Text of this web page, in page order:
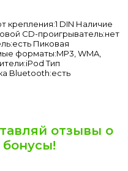
крепления:1 DIN Наличие
CD-проигрыватель:нет
Пиковая
форматы:MP3, WMA,
Тип
Bluetooth:есть
отзывы о
бонусы!